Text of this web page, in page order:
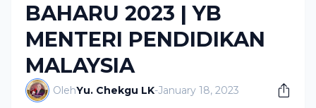
BAHARU 2023 | YB
MENTERI PENDIDIKAN
MALAYSIA
OlehYu. Chekgu LK-January 18, 2023